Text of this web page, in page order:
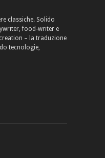
classiche. Solido
food-writer e
– la traduzione
tecnologie,